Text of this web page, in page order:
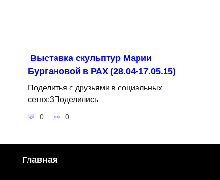
Выставка скульптур Марии
Бургановой в РАХ (28.04-17.05.15)
Поделитья с друзьями в социальных
сетях:3Поделились
0 0
Главная